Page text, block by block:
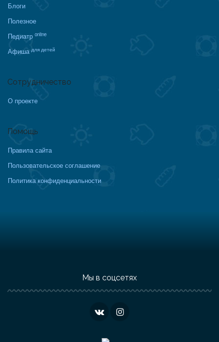
Блоги
Полезное
Педиатр online
Афиша для детей
Сотрудничество
О проекте
Помощь
Правила сайта
Пользовательское соглашение
Политика конфиденциальности
Мы в соцсетях